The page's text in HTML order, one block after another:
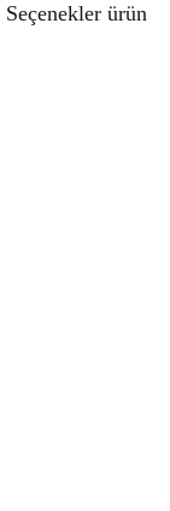
ürün